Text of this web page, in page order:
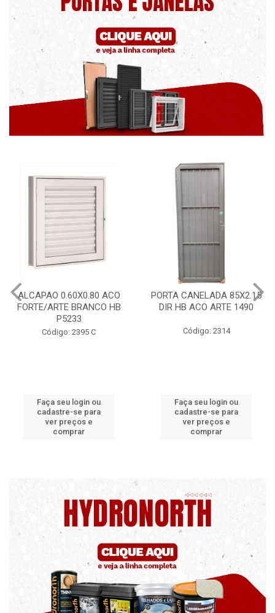
PORTA CANELADA 85X2.15
DIR HB ACO ARTE 1490
Código: 2314
Faça seu login ou
cadastre-se para
ver preços e
comprar
PORTA LAMINADA 60X215
DIR POP/MIX HB
Código: 2340
Faça seu login ou
cadastre-se para
ver preços e
comprar